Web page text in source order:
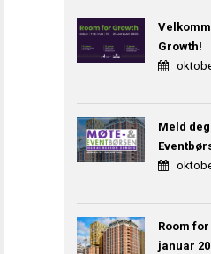
Growth!
Meld
Room
januar